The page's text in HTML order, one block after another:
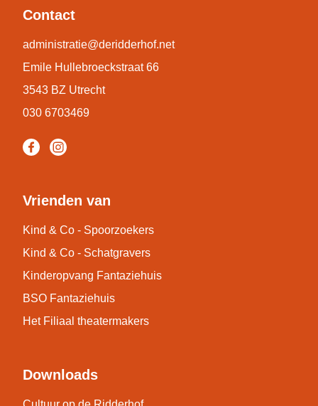
Contact
administratie@deridderhof.net
Emile Hullebroeckstraat 66
3543 BZ Utrecht
030 6703469
Vrienden van
Kind & Co - Spoorzoekers
Kind & Co - Schatgravers
Kinderopvang Fantaziehuis
BSO Fantaziehuis
Het Filiaal theatermakers
Downloads